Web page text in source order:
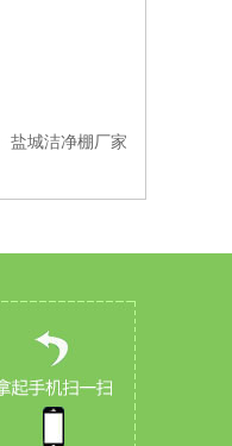
盐城洁净棚厂家